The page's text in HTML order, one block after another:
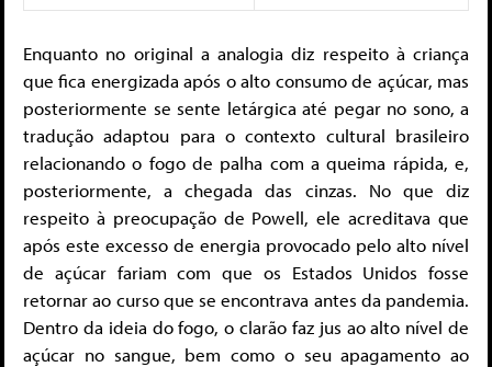
Enquanto no original a analogia diz respeito à criança
que fica energizada após o alto consumo de açúcar, mas
posteriormente se sente letárgica até pegar no sono, a
tradução adaptou para o contexto cultural brasileiro
relacionando o fogo de palha com a queima rápida, e,
posteriormente, a chegada das cinzas. No que diz
respeito à preocupação de Powell, ele acreditava que
após este excesso de energia provocado pelo alto nível
de açúcar fariam com que os Estados Unidos fosse
retornar ao curso que se encontrava antes da pandemia.
Dentro da ideia do fogo, o clarão faz jus ao alto nível de
açúcar no sangue, bem como o seu apagamento ao